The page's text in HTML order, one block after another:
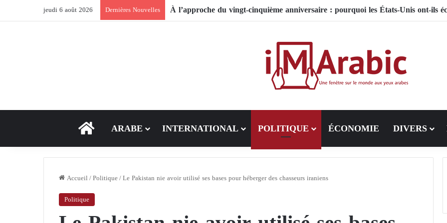
jeudi 6 août 2026 Dernières Nouvelles
ACCEUIL
ARABE INTERNATIONAL POLITIQUE ÉCONOMIE DIVERS
Accueil/Politique/Le Pakistan nie avoir utilisé ses bases pour héberger des chasseurs iraniens
Politique